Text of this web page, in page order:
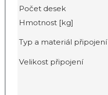
Počet desek
Hmotnost [kg]
Typ a materiál připojení
Velikost připojení